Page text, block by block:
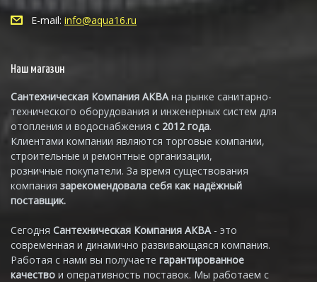
E-mail: info@aqua16.ru
Наш магазин
Сантехническая Компания АКВАна рынке санитарно-
технического оборудования и инженерных систем для
отопления и водоснабжения с 2012 года.
Клиентами компании являются торговые компании,
строительные и ремонтные организации,
розничные покупатели. За время существования
компания зарекомендовала себя как надёжный
поставщик.
Сегодня Сантехническая Компания АКВА - это
современная и динамично развивающаяся компания.
Работая с нами вы получаете гарантированное
качество и оперативность поставок. Мы работаем с